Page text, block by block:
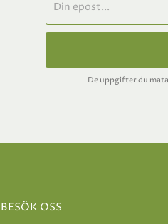
De uppgifter du
BESÖK OSS